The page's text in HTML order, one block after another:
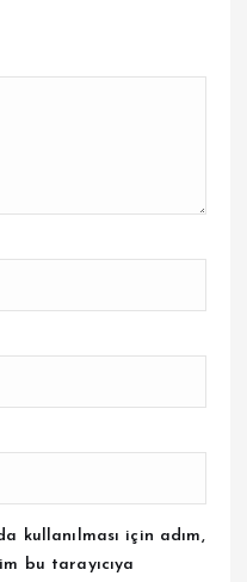
kullanılması için adım,
bu tarayıcıya